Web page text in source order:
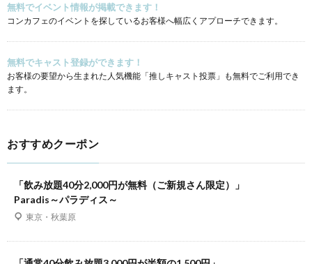
無料でイベント情報が掲載できます！
コンカフェのイベントを探しているお客様へ幅広くアプローチできます。
無料でキャスト登録ができます！
お客様の要望から生まれた人気機能「推しキャスト投票」も無料でご利用でき
ます。
おすすめクーポン
「飲み放題40分2,000円が無料（ご新規さん限定）」
Paradis～パラディス～
東京・秋葉原